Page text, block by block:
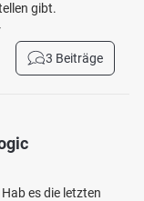
gibt.
3 Beiträge
es die letzten